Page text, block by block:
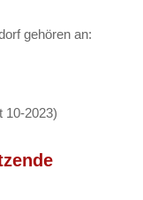
gehören an:
10-2023)